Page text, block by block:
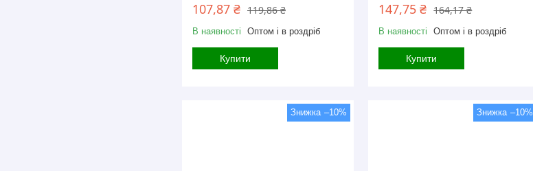
119,86 ₴
107,87 ₴
В наявності Оптом і в роздріб
Купити
164,17 ₴
147,75 ₴
В наявності Оптом і в роздріб
Купити
–10% –10%